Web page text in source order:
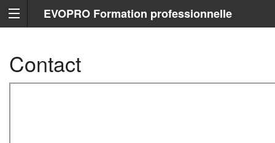
EVOPRO Formation professionnelle
Contact